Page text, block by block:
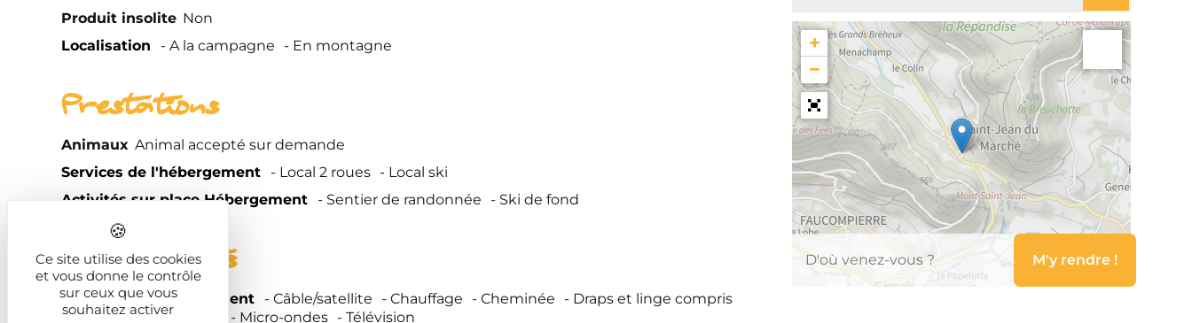
+
−
Produit insolite Non
Localisation
A la campagne En montagne
Prestations
Animaux Animal accepté sur demande
Services de l'hébergement
Local 2 roues
Local ski
Activités sur place Hébergement
Sentier de randonnée Ski de fond
Equipements
Confort de l'hébergement Câble/satellite Chauffage Cheminée
Draps et linge compris
Four
Lave vaisselle Micro-ondes
Télévision
Ce site utilise des cookies
et vous donne le contrôle
sur ceux que vous
souhaitez activer